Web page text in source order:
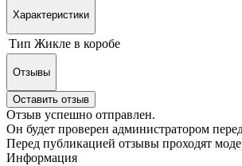
Характеристики
Тип Жикле в коробе
Отзывы
Оставить отзыв
Отзыв успешно отправлен.
Он будет проверен администратором
Перед публикацией отзывы проходят
Информация